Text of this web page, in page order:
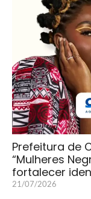
Prefeitura de
“Mulheres
fortalecer
21/07/2026